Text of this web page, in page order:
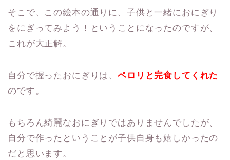
そこで、この絵本の通りに、子供と一緒におにぎり
をにぎってみよう！ということになったのですが、
これが大正解。
自分で握ったおにぎりは、ペロリと完食してくれた
のです。
もちろん綺麗なおにぎりではありませんでしたが、
自分で作ったということが子供自身も嬉しかったの
だと思います。